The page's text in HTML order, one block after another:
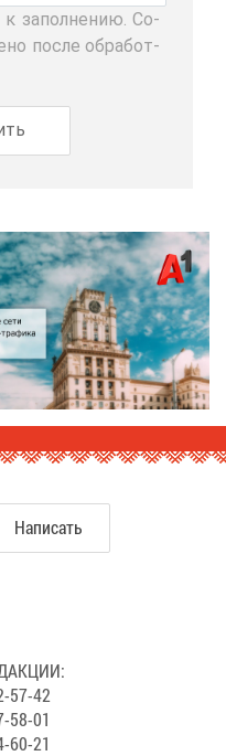
к за­пол­не­нию. Со­
по­сле об­ра­бот­
На­пи­сать
57-42
58-01
60-21